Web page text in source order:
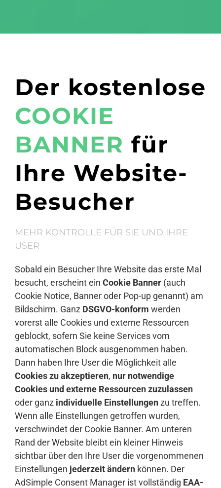
Der kostenlose
COOKIE
BANNER für
Ihre Website-
Besucher
MEHR KONTROLLE FÜR SIE UND IHRE
USER
Sobald ein Besucher Ihre Website das erste Mal
besucht, erscheint ein Cookie Banner (auch
Cookie Notice, Banner oder Pop-up genannt) am
Bildschirm. Ganz DSGVO-konform werden
vorerst alle Cookies und externe Ressourcen
geblockt, sofern Sie keine Services vom
automatischen Block ausgenommen haben.
Dann haben Ihre User die Möglichkeit alle
Cookies zu akzeptieren, nur notwendige
Cookies und externe Ressourcen zuzulassen
oder ganz individuelle Einstellungenzu treffen.
Wenn alle Einstellungen getroffen wurden,
verschwindet der Cookie Banner. Am unteren
Rand der Website bleibt ein kleiner Hinweis
sichtbar über den Ihre User die vorgenommenen
Einstellungen jederzeit ändern können. Der
AdSimple Consent Manager ist vollständig EAA-